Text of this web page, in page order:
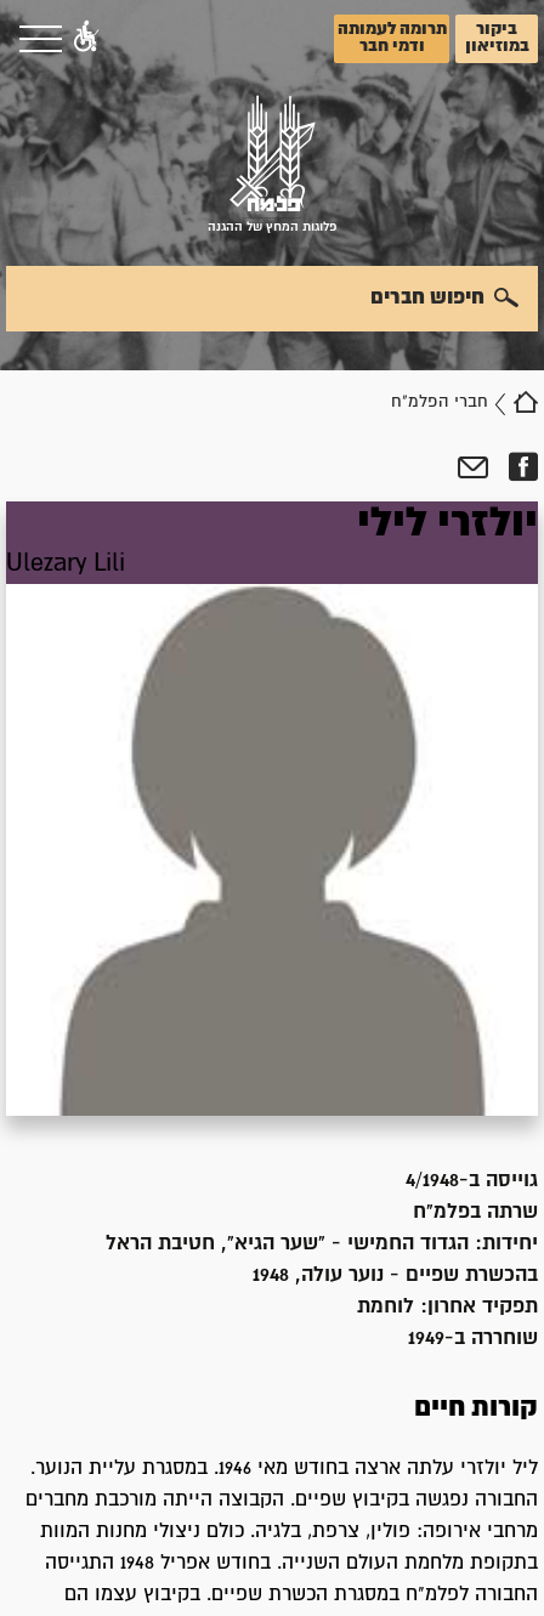
ביקור
במוזיאון
תרומה לעמותה
ודמי חבר
פלוגות המחץ של ההגנה
חברי הפלמ"ח
חיפוש חברים
יולזרי לילי
Ulezary Lili
גוייסה ב-4/1948
שרתה בפלמ"ח
יחידות:
הגדוד החמישי - "שער הגיא", חטיבת הראל
בהכשרת שפיים - נוער עולה, 1948
תפקיד אחרון: לוחמת
שוחררה ב-1949
קורות חיים
ליל יולזרי עלתה ארצה בחודש מאי 1946. במסגרת עליית הנוער.
החבורה נפגשה בקיבוץ שפיים. הקבוצה הייתה מורכבת מחברים
מרחבי אירופה: פולין, צרפת, בלגיה. כולם ניצולי מחנות המוות
בתקופת מלחמת העולם השנייה. בחודש אפריל 1948 התגייסה
החבורה לפלמ"ח במסגרת הכשרת שפיים. בקיבוץ עצמו הם